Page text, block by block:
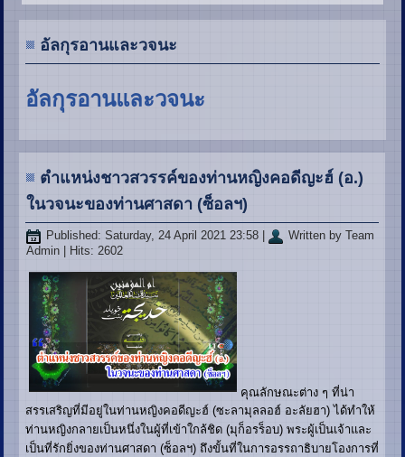
อัลกุรอานและวจนะ
อัลกุรอานและวจนะ
ตำแหน่งชาวสวรรค์ของท่านหญิงคอดีญะฮ์ (อ.)
ในวจนะของท่านศาสดา (ซ็อลฯ)
Published: Saturday, 24 April 2021 23:58
Written by Team
Admin | Hits: 2602
คุณลักษณะต่าง ๆ ที่น่า
สรรเสริญที่มีอยู่ในท่านหญิงคอดีญะฮ์ (ซะลามุลลอฮ์ อะลัยฮา) ได้ทำให้
ท่านหญิงกลายเป็นหนึ่งในผู้ที่เข้าใกล้ชิด (มุก็อรร็อบ) พระผู้เป็นเจ้าและ
เป็นที่รักยิ่งของท่านศาสดา (ซ็อลฯ) ถึงขั้นที่ในการอรรถาธิบายโองการที่